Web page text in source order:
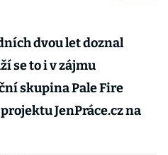
dvou let doznal
se to i v zájmu
skupina Pale Fire
JenPráce.cz na